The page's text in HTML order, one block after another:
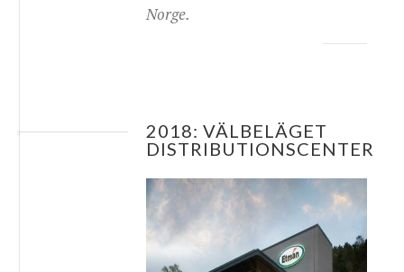
Norge.
2018: VÄLBELÄGET
DISTRIBUTIONSCENTER